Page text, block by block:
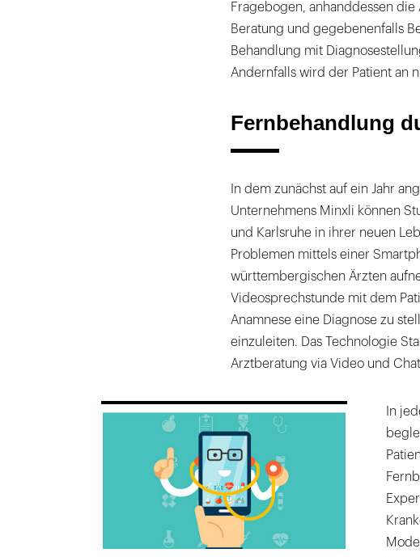
Fragebogen, anhanddessen
Beratung und gegebenenfalls
Behandlung mit
Andernfalls wird der Patient an
Fernbehandlung
In dem zunächst auf ein Jahr
Unternehmens Minxli können
und Karlsruhe in ihrer neuen
Problemen mittels einer
württembergischen Ärzten
Videosprechstunde mit dem
Anamnese eine Diagnose zu
einzuleiten. Das Technologie
Arztberatung via Video und
In